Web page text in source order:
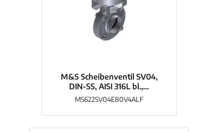
M&S Scheibenventil SV04,
DIN-SS, AISI 316L bl.,...
MS622SV04E80V4ALF